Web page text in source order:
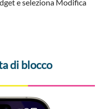
e seleziona Modifica
di blocco